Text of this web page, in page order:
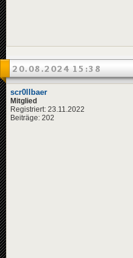
20.08.2024 15:38
scr0llbaer
Mitglied
Registriert: 23.11.2022
Beiträge: 202